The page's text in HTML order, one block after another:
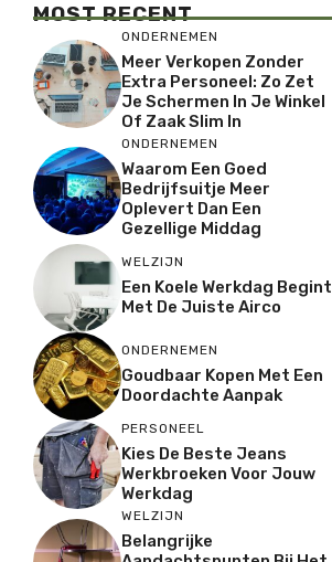
MOST RECENT
ONDERNEMEN
Meer Verkopen Zonder
Extra Personeel: Zo Zet
Je Schermen In Je Winkel
Of Zaak Slim In
ONDERNEMEN
Waarom Een Goed
Bedrijfsuitje Meer
Oplevert Dan Een
Gezellige Middag
WELZIJN
Een Koele Werkdag Begint
Met De Juiste Airco
ONDERNEMEN
Goudbaar Kopen Met Een
Doordachte Aanpak
PERSONEEL
Kies De Beste Jeans
Werkbroeken Voor Jouw
Werkdag
WELZIJN
Belangrijke